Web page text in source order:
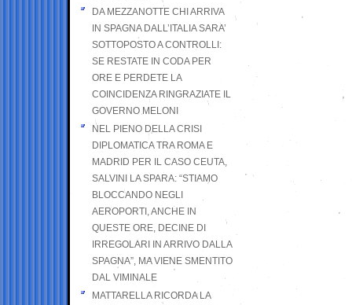
DA MEZZANOTTE CHI ARRIVA
IN SPAGNA DALL’ITALIA SARA’
SOTTOPOSTO A CONTROLLI:
SE RESTATE IN CODA PER
ORE E PERDETE LA
COINCIDENZA RINGRAZIATE IL
GOVERNO MELONI
NEL PIENO DELLA CRISI
DIPLOMATICA TRA ROMA E
MADRID PER IL CASO CEUTA,
SALVINI LA SPARA: “STIAMO
BLOCCANDO NEGLI
AEROPORTI, ANCHE IN
QUESTE ORE, DECINE DI
IRREGOLARI IN ARRIVO DALLA
SPAGNA”, MA VIENE SMENTITO
DAL VIMINALE
MATTARELLA RICORDA LA